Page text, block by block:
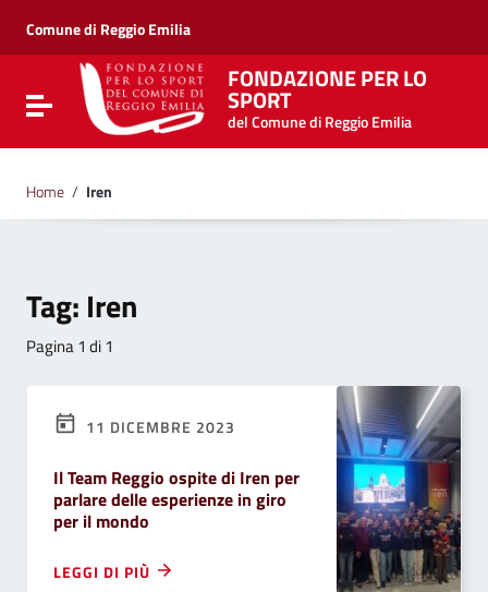
Vai al menu di navigazione
Vai al footer
Comune di Reggio Emilia
Attiva / disattiva la navigazione
FONDAZIONE PER LO
SPORT
del Comune di Reggio Emilia
Home / Iren
Tag: Iren
Pagina 1 di 1
11 DICEMBRE 2023
Il Team Reggio ospite di Iren per
parlare delle esperienze in giro
per il mondo
LEGGI DI PIÙ